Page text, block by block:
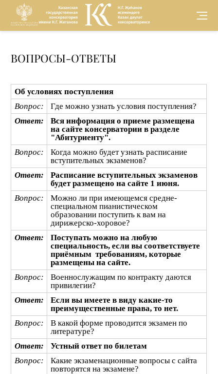
ВОПРОСЫ-ОТВЕТЫ
Об условиях поступления
Вопрос:
Где можно узнать условия поступления?
Ответ:
Вся информация о приеме размещена
на сайте консерватории в разделе
"Абитуриенту".
Вопрос:
Когда можно будет узнать расписание
вступительных экзаменов?
Ответ:
Расписание вступительных экзаменов
будет размещено на сайте 1 июня.
Вопрос:
Можно ли при имеющемся средне-
специальном пианистическом
образовании поступить к вам на
дирижерско-хоровое?
Ответ:
Поступать можно на любую
специальность, если вы соответствуете
приёмным требованиям, которые
размещены на сайте.
Вопрос:
Военнослужащим по контракту даются
привилегии?
Ответ:
Если вы имеете в виду какие-то
преимущественные права, то нет.
Вопрос:
В какой форме проводится экзамен по
литературе?
Ответ:
Устный ответ по билетам
Вопрос:
Какие экзаменационные вопросы с сайта
повторятся на экзамене?
слабовидящих